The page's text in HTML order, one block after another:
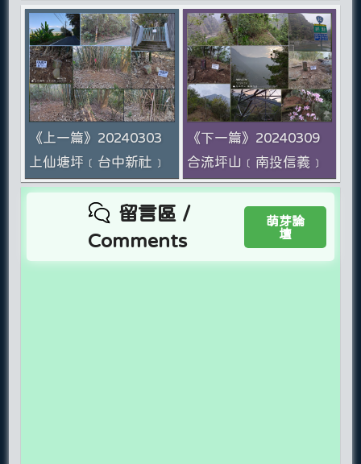
《上一篇》20240303
上仙塘坪﹝台中新社﹞
《下一篇》20240309
合流坪山﹝南投信義﹞
留言區 /
Comments
萌芽論
壇